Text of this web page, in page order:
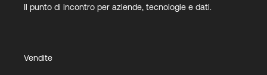
Il punto di incontro per aziende, tecnologie e dati.
Vendite